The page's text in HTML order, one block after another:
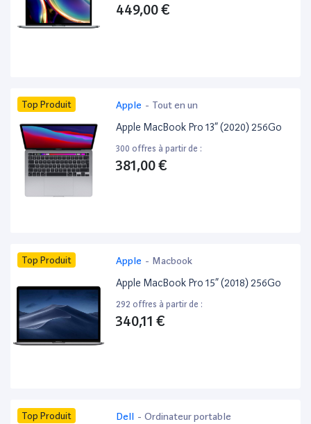
449,00 €
Top Produit Apple - Tout en un
Apple MacBook Pro 13” (2020) 256Go
300 offres à partir de :
381,00 €
Top Produit Apple - Macbook
Apple MacBook Pro 15” (2018) 256Go
292 offres à partir de :
340,11 €
Top Produit Dell - Ordinateur portable